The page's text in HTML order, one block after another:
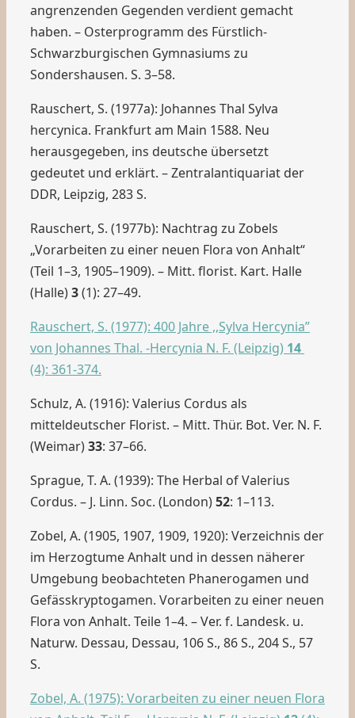
angrenzenden Gegenden verdient gemacht
haben. – Osterprogramm des Fürstlich-
Schwarzburgischen Gymnasiums zu
Sondershausen. S. 3–58.
Rauschert, S. (1977a): Johannes Thal Sylva
hercynica. Frankfurt am Main 1588. Neu
herausgegeben, ins deutsche übersetzt
gedeutet und erklärt. – Zentralantiquariat der
DDR, Leipzig, 283 S.
Rauschert, S. (1977b): Nachtrag zu Zobels
„Vorarbeiten zu einer neuen Flora von Anhalt“
(Teil 1–3, 1905–1909). – Mitt. florist. Kart. Halle
(Halle)3(1): 27–49.
Rauschert, S. (1977): 400 Jahre ,,Sylva Hercynia”
von Johannes Thal. -Hercynia N. F. (Leipzig) 14
(4): 361-374.
Schulz, A. (1916): Valerius Cordus als
mitteldeutscher Florist. – Mitt. Thür. Bot. Ver. N. F.
(Weimar)33: 37–66.
Sprague, T. A. (1939): The Herbal of Valerius
Cordus. – J. Linn. Soc. (London)52: 1–113.
Zobel, A. (1905, 1907, 1909, 1920): Verzeichnis der
im Herzogtume Anhalt und in dessen näherer
Umgebung beobachteten Phanerogamen und
Gefässkryptogamen. Vorarbeiten zu einer neuen
Flora von Anhalt. Teile 1–4. – Ver. f. Landesk. u.
Naturw. Dessau, Dessau, 106 S., 86 S., 204 S., 57
S.
Zobel, A. (1975): Vorarbeiten zu einer neuen Flora